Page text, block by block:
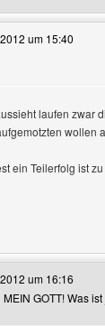
um 15:40
laufen zwar
wollen
ein Teilerfolg ist
dieses
um 16:16
MEIN GOTT! Was